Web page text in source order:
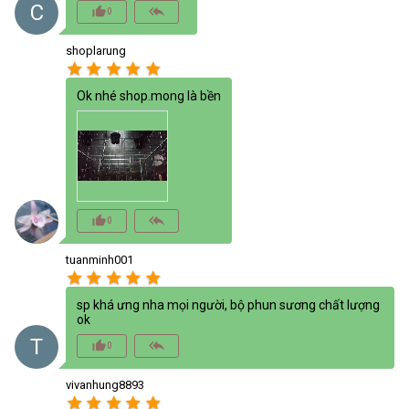
C thumb_up_alt0 reply_all
shoplarung
star star star star star
Ok nhé shop.mong là bền
thumb_up_alt0 reply_all
T
tuanminh001
star star star star star
sp khá ưng nha mọi người, bộ phun sương chất lượng
ok
thumb_up_alt0 reply_all
vivanhung8893
star star star star star